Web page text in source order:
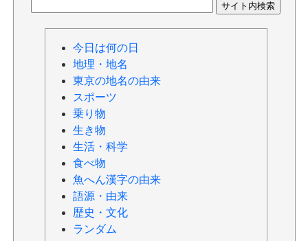
今日は何の日
地理・地名
東京の地名の由来
スポーツ
乗り物
生き物
生活・科学
食べ物
魚へん漢字の由来
語源・由来
歴史・文化
ランダム